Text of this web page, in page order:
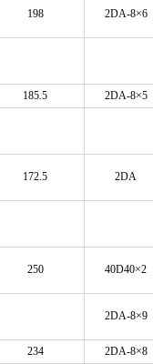
198 2DA-8×6
185.5 2DA-8×5
172.5 2DA
250 40D40×2
2DA-8×9
234 2DA-8×8